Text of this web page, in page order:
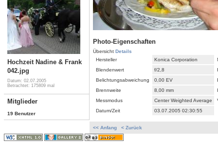
Hochzeit Nadine & Frank
042.jpg
Datum: 02.07.2005
Betrachtet: 175809 mal
Mitglieder
19 Benutzer
Photo-Eigenschaften
Übersicht Details
Hersteller
Konica Corporation
Blendenwert
f/2,8
Belichtungsabweichung
0,00 EV
Brennweite
8,00 mm
Messmodus
Center Weighted Average
Datum/Zeit
03.07.2005 02:30:55
<< Anfang < Zurück